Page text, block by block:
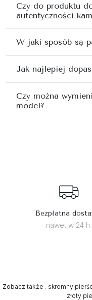
Czy do produktu
autentyczności
W jaki sposób są
Jak najlepiej
Czy można
model?
Bezpłatna
nawet w 24 h
Zobacz także : skromny
złoty